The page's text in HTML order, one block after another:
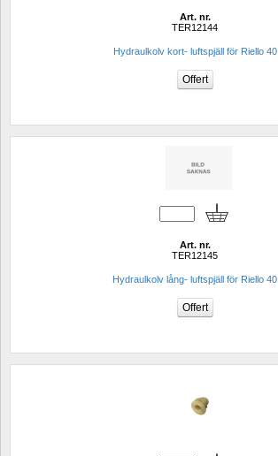
Art. nr.
TER12144
Hydraulkolv kort- luftspjäll för Riello 40
Art. nr.
TER12145
Hydraulkolv lång- luftspjäll för Riello 40